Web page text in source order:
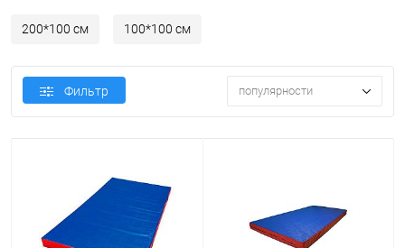
200*100 см 100*100 см
Фильтр популярности